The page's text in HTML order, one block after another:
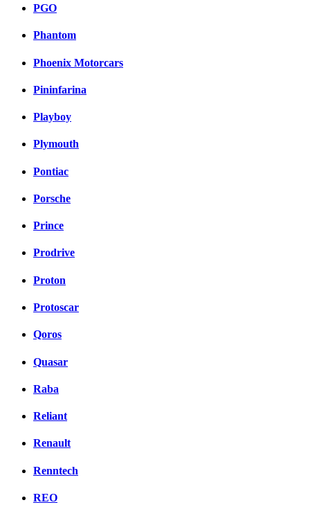
PGO
Phantom
Phoenix Motorcars
Pininfarina
Playboy
Plymouth
Pontiac
Porsche
Prince
Prodrive
Proton
Protoscar
Qoros
Quasar
Raba
Reliant
Renault
Renntech
REO